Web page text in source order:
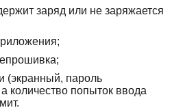
заряд или не заряжается
(экранный, пароль
количество попыток ввода